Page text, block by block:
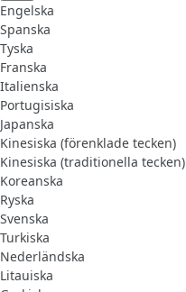
Engelska
Spanska
Tyska
Franska
Italienska
Portugisiska
Japanska
Kinesiska (förenklade tecken)
Kinesiska (traditionella tecken)
Koreanska
Ryska
Svenska
Turkiska
Nederländska
Litauiska